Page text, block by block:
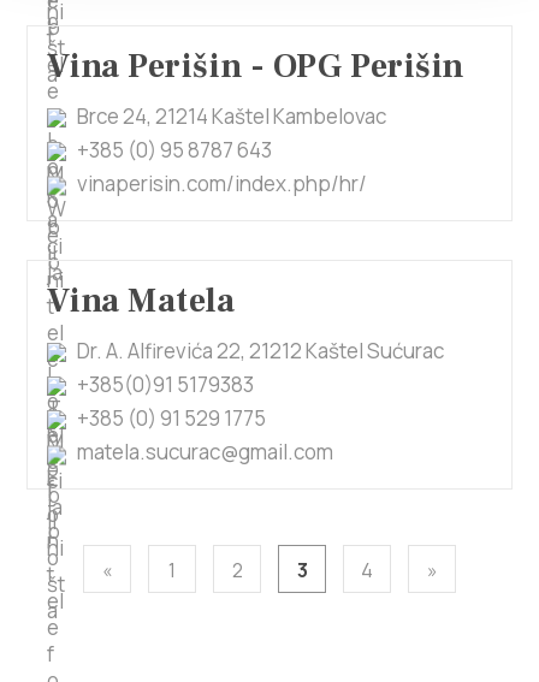
Vina Perišin - OPG Perišin
Brce 24, 21214 Kaštel Kambelovac
+385 (0) 95 8787 643
vinaperisin.com/index.php/hr/
Vina Matela
Dr. A. Alfirevića 22, 21212 Kaštel Sućurac
+385(0)91 5179383
+385 (0) 91 529 1775
matela.sucurac@gmail.com
« 1 2 3 4 »